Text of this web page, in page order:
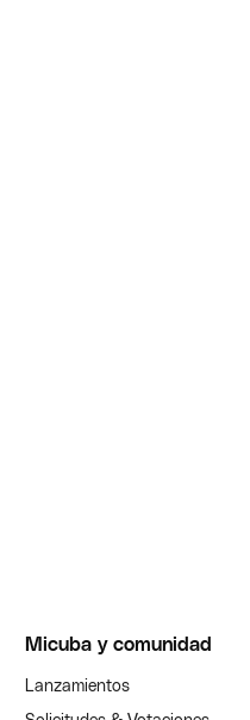
Micuba y comunidad
Lanzamientos